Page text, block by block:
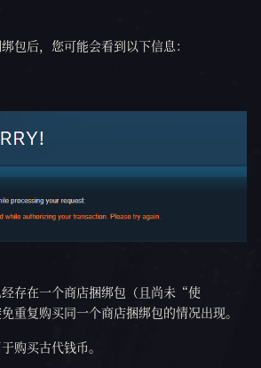
包后，您可能会看到以下信息：
存在一个商店捆绑包（且尚未“使
重复购买同一个商店捆绑包的情况出现。
购买古代钱币。